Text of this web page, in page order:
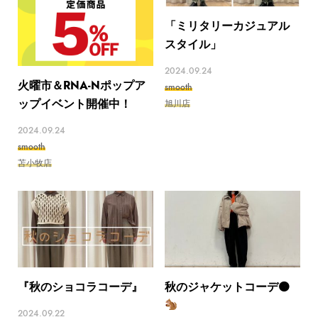
火曜市＆RNA-Nポップア
ップイベント開催中！
2024.09.24
smooth
苫小牧店
「ミリタリーカジュアル
スタイル」
2024.09.24
smooth
旭川店
『秋のショコラコーデ』
2024.09.22
秋のジャケットコーデ🟠